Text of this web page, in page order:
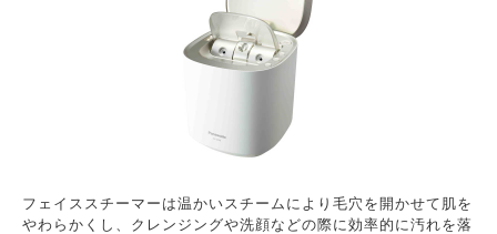
フェイススチーマーは温かいスチームにより毛穴を開かせて肌を
やわらかくし、クレンジングや洗顔などの際に効率的に汚れを落